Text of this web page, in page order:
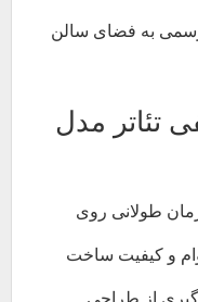
به فضای سالن
تئاتر مدل
طولانی روی
و کیفیت ساخت
مدل 1720 با بهره‌گیری از طراحی